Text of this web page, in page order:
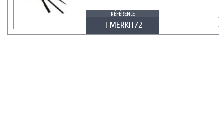
RÉFÉRENCE
TIMERKIT/2